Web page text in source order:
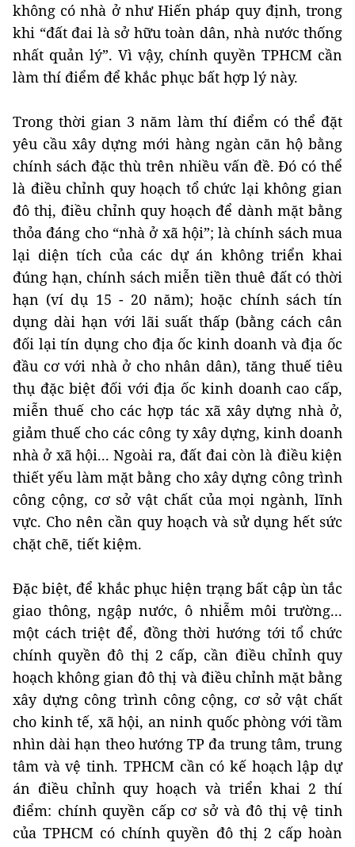
không có nhà ở như Hiến pháp quy định, trong
khi “đất đai là sở hữu toàn dân, nhà nước thống
nhất quản lý”. Vì vậy, chính quyền TPHCM cần
làm thí điểm để khắc phục bất hợp lý này.
Trong thời gian 3 năm làm thí điểm có thể đặt
yêu cầu xây dựng mới hàng ngàn căn hộ bằng
chính sách đặc thù trên nhiều vấn đề. Đó có thể
là điều chỉnh quy hoạch tổ chức lại không gian
đô thị, điều chỉnh quy hoạch để dành mặt bằng
thỏa đáng cho “nhà ở xã hội”; là chính sách mua
lại diện tích của các dự án không triển khai
đúng hạn, chính sách miễn tiền thuê đất có thời
hạn (ví dụ 15 - 20 năm); hoặc chính sách tín
dụng dài hạn với lãi suất thấp (bằng cách cân
đối lại tín dụng cho địa ốc kinh doanh và địa ốc
đầu cơ với nhà ở cho nhân dân), tăng thuế tiêu
thụ đặc biệt đối với địa ốc kinh doanh cao cấp,
miễn thuế cho các hợp tác xã xây dựng nhà ở,
giảm thuế cho các công ty xây dựng, kinh doanh
nhà ở xã hội... Ngoài ra, đất đai còn là điều kiện
thiết yếu làm mặt bằng cho xây dựng công trình
công cộng, cơ sở vật chất của mọi ngành, lĩnh
vực. Cho nên cần quy hoạch và sử dụng hết sức
chặt chẽ, tiết kiệm.
Đặc biệt, để khắc phục hiện trạng bất cập ùn tắc
giao thông, ngập nước, ô nhiễm môi trường...
một cách triệt để, đồng thời hướng tới tổ chức
chính quyền đô thị 2 cấp, cần điều chỉnh quy
hoạch không gian đô thị và điều chỉnh mặt bằng
xây dựng công trình công cộng, cơ sở vật chất
cho kinh tế, xã hội, an ninh quốc phòng với tầm
nhìn dài hạn theo hướng TP đa trung tâm, trung
tâm và vệ tinh. TPHCM cần có kế hoạch lập dự
án điều chỉnh quy hoạch và triển khai 2 thí
điểm: chính quyền cấp cơ sở và đô thị vệ tinh
của TPHCM có chính quyền đô thị 2 cấp hoàn